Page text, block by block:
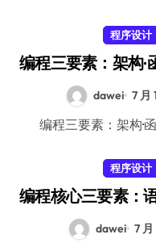
程序设计
编程三要素：架构·
dawei 7 月
编程三要素：架构·
程序设计
编程核心三要素：
dawei 7